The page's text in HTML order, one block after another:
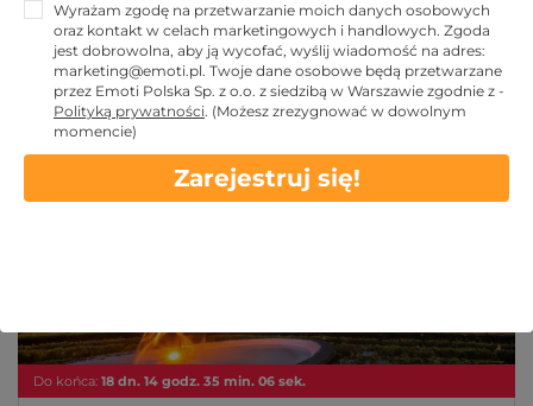
Wybieraj z 11oferty wypoczynkowe Emoti.pl
Wyjątkowe prezenty świąteczne, które dostarczają
nowych wrażeń i przeżyć. Znajdziesz tu oferty
upominkowe: spa, masaże, bony upominkowe.
Więcej
Do końca: 18 dn. 14 godz. 35 min. 03 sek.
Oferta specjalna! Obowiązuje w LATO
Wyrażam zgodę na przetwarzanie moich danych osobowych
oraz kontakt w celach marketingowych i handlowych. Zgoda
jest dobrowolna, aby ją wycofać, wyślij wiadomość na adres:
marketing@emoti.pl. Twoje dane osobowe będą przetwarzane
przez Emoti Polska Sp. z o.o. z siedzibą w Warszawie zgodnie z -
Polityką prywatności. (Możesz zrezygnować w dowolnym
momencie)
Zarejestruj się!